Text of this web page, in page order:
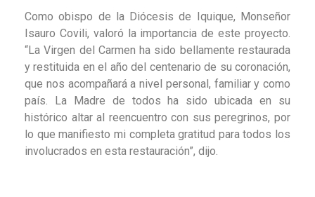
Como obispo de la Diócesis de Iquique, Monseñor
Isauro Covili, valoró la importancia de este proyecto.
“La Virgen del Carmen ha sido bellamente restaurada
y restituida en el año del centenario de su coronación,
que nos acompañará a nivel personal, familiar y como
país. La Madre de todos ha sido ubicada en su
histórico altar al reencuentro con sus peregrinos, por
lo que manifiesto mi completa gratitud para todos los
involucrados en esta restauración”, dijo.